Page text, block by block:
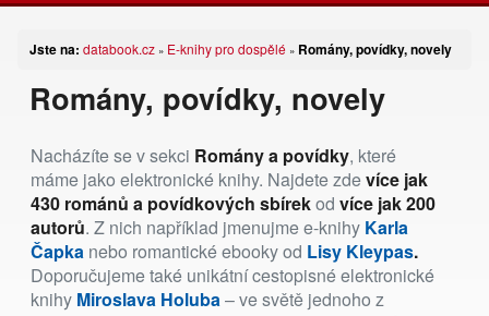
Jste na: databook.cz » E-knihy pro dospělé » Romány, povídky, novely
Romány, povídky, novely
Nacházíte se v sekci Romány a povídky, které
máme jako elektronické knihy. Najdete zdevíce jak
430 románů a povídkových sbírekod více jak 200
autorů. Z nich například jmenujme e-knihy Karla
Čapka nebo romantické ebooky od Lisy Kleypas.
Doporučujeme také unikátní cestopisné elektronické
knihy Miroslava Holuba – ve světě jednoho z